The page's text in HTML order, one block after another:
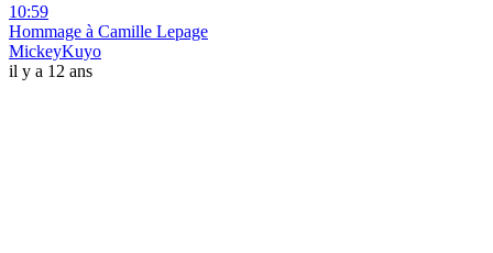
10:59
Hommage à Camille Lepage
MickeyKuyo
il y a 12 ans